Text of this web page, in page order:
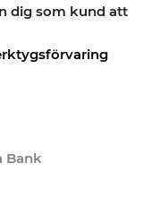
dig som kund att
Bank